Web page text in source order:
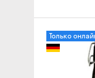
Только